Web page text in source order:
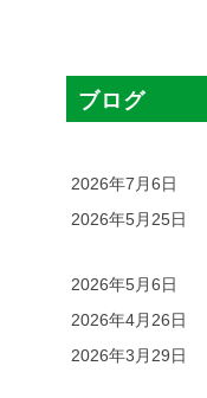
ブログ
2026年7月6日
2026年5月25日
2026年5月6日
2026年4月26日
2026年3月29日